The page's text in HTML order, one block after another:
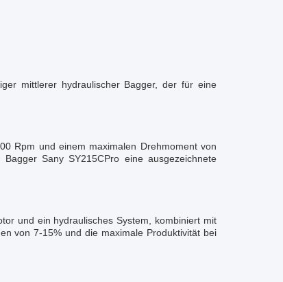
mittlerer hydraulischer Bagger, der für eine
Rpm und einem maximalen Drehmoment von
Sany SY215CPro eine ausgezeichnete
und ein hydraulisches System, kombiniert mit
von 7-15% und die maximale Produktivität bei